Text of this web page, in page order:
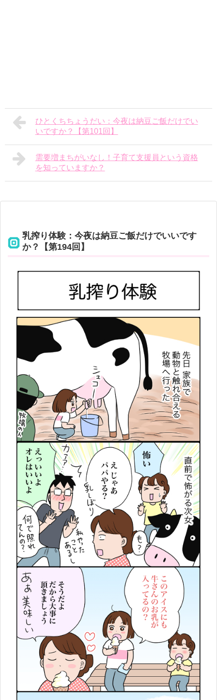
ひとくちちょうだい：今夜は納豆ご飯だけでい
いですか？【第101回】
需要増まちがいなし！子育て支援員という資格
を知っていますか？
乳搾り体験：今夜は納豆ご飯だけでいいです
か？【第194回】